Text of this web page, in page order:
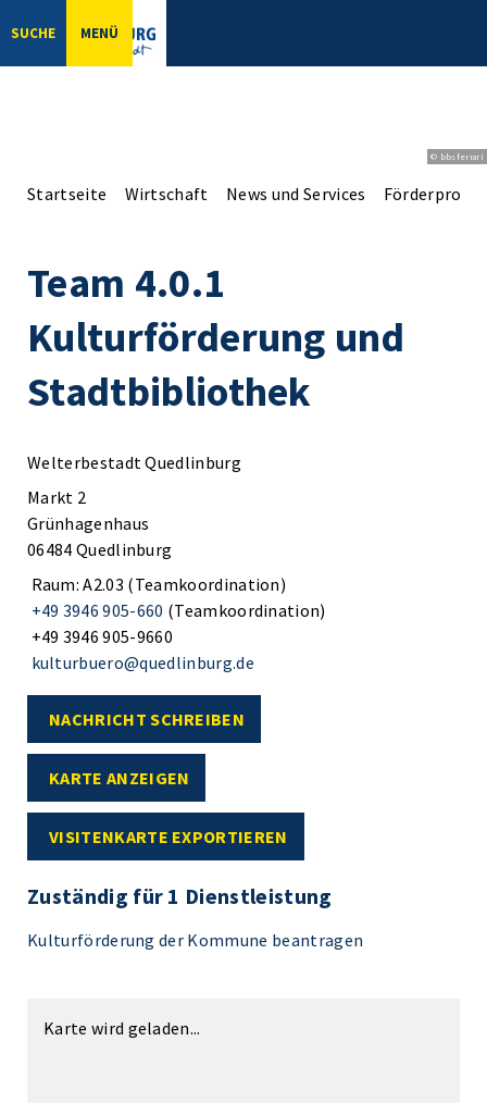
SUCHE MENÜ
© bbsferrari
Startseite Wirtschaft News und Services
Team 4.0.1
Kulturförderung und
Stadtbibliothek
Welterbestadt Quedlinburg
Markt 2
Grünhagenhaus
06484 Quedlinburg
Raum: A2.03 (Teamkoordination)
+49 3946 905-660 (Teamkoordination)
+49 3946 905-9660
kulturbuero@quedlinburg.de
NACHRICHT SCHREIBEN
KARTE ANZEIGEN
VISITENKARTE EXPORTIEREN
Zuständig für 1 Dienstleistung
Kulturförderung der Kommune beantragen
Karte wird geladen...